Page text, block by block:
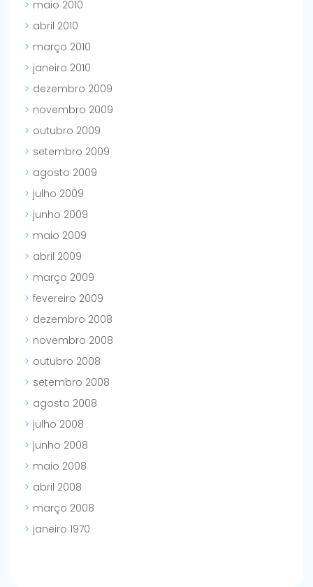
maio 2010
abril 2010
março 2010
janeiro 2010
dezembro 2009
novembro 2009
outubro 2009
setembro 2009
agosto 2009
julho 2009
junho 2009
maio 2009
abril 2009
março 2009
fevereiro 2009
dezembro 2008
novembro 2008
outubro 2008
setembro 2008
agosto 2008
julho 2008
junho 2008
maio 2008
abril 2008
março 2008
janeiro 1970